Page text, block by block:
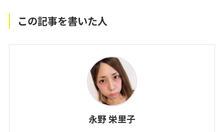
この記事を書いた人
永野 栄里子